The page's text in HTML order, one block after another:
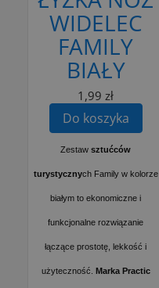
WIDELEC
FAMILY
BIAŁY
1,99 zł
Do koszyka
Zestaw sztućców
turystycznych Family w kolorze
białym to ekonomiczne i
funkcjonalne rozwiązanie
łączące prostotę, lekkość i
użyteczność. Marka Practic